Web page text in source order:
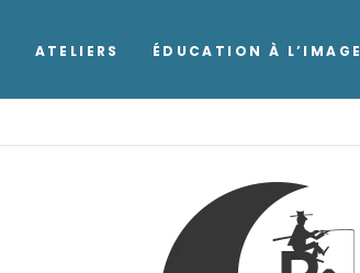
ATELIERS ÉDUCATION À L’IMAGE